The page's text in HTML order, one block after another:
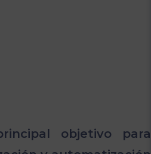
objetivo para